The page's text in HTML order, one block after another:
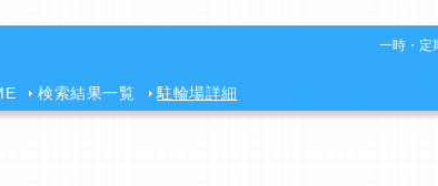
一時・定
検索結果一覧 駐輪場詳細